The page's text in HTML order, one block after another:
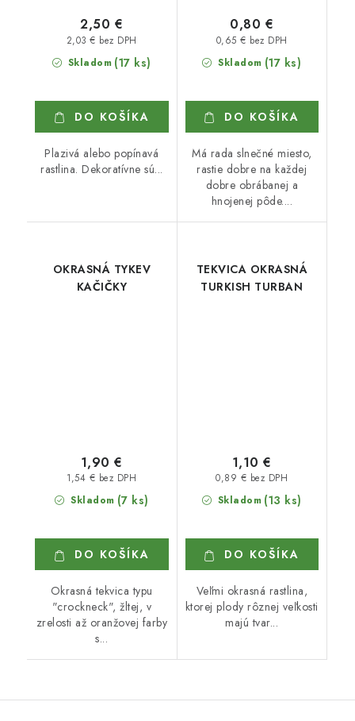
Skladom (17 ks)
2,03 € bez DPH
2,50 €
DO KOŠÍKA
Plazivá alebo popínavá
rastlina. Dekoratívne sú...
Skladom (17 ks)
0,65 € bez DPH
0,80 €
DO KOŠÍKA
Má rada slnečné miesto,
rastie dobre na každej
dobre obrábanej a
hnojenej pôde....
OKRASNÁ TYKEV
KAČIČKY
Skladom (7 ks)
1,54 € bez DPH
1,90 €
DO KOŠÍKA
Okrasná tekvica typu
"crockneck", žltej, v
zrelosti až oranžovej farby
s...
TEKVICA OKRASNÁ
TURKISH TURBAN
Skladom (13 ks)
0,89 € bez DPH
1,10 €
DO KOŠÍKA
Veľmi okrasná rastlina,
ktorej plody rôznej veľkosti
majú tvar...